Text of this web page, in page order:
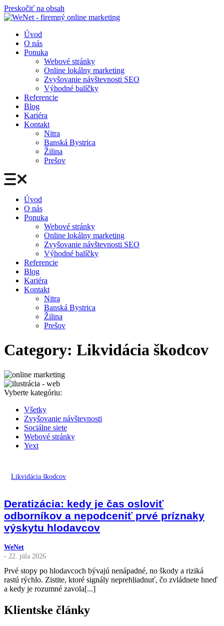
Preskočiť na obsah
Úvod
O nás
Ponuka
Webové stránky
Online lokálny marketing
Zvyšovanie návštevnosti SEO
Výhodné balíčky
Referencie
Blog
Kariéra
Kontakt
Nitra
Banská Bystrica
Žilina
Prešov
Úvod
O nás
Ponuka
Webové stránky
Online lokálny marketing
Zvyšovanie návštevnosti SEO
Výhodné balíčky
Referencie
Blog
Kariéra
Kontakt
Nitra
Banská Bystrica
Žilina
Prešov
Category: Likvidácia škodcov
Vyberte kategóriu:
Všetky
Zvyšovanie návštevnosti
Sociálne siete
Webové stránky
Yext
Likvidácia škodcov
Deratizácia: kedy je čas osloviť
odborníkov a nepodceniť prvé príznaky
výskytu hlodavcov
WeNet
- 22. júla 2026
Prvé stopy po hlodavcoch bývajú nenápadné, no škody a riziká
rastú rýchlo. Zistite, ktoré signály neprehliadnuť, čo zvládnete hneď
a kedy je rozumné zavola[...]
Klientske články